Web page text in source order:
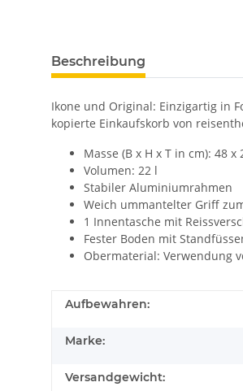
Beschreibung
Ikone und Original: Einzigartig in
kopierte Einkaufskorb von
Masse (B x H x T in cm): 48 x
Volumen: 22 l
Stabiler Aluminiumrahmen
Weich ummantelter Griff
1 Innentasche mit
Fester Boden mit
Obermaterial: Verwendung
Aufbewahren:
Marke:
Versandgewicht: